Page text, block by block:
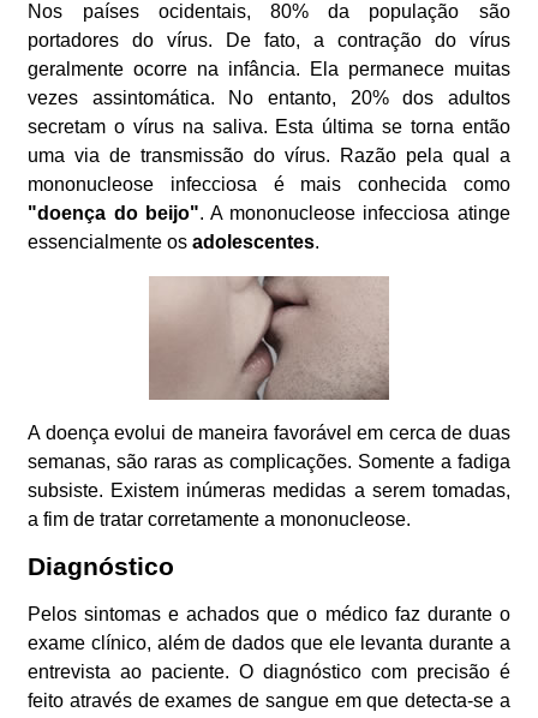
Nos países ocidentais, 80% da população são
portadores do vírus. De fato, a contração do vírus
geralmente ocorre na infância. Ela permanece muitas
vezes assintomática. No entanto, 20% dos adultos
secretam o vírus na saliva. Esta última se torna então
uma via de transmissão do vírus. Razão pela qual a
mononucleose infecciosa é mais conhecida como
"doença do beijo". A mononucleose infecciosa atinge
essencialmente osadolescentes.
A doença evolui de maneira favorável em cerca de duas
semanas, são raras as complicações. Somente a fadiga
subsiste. Existem inúmeras medidas a serem tomadas,
a fim de tratar corretamente a mononucleose.
Diagnóstico
Pelos sintomas e achados que o médico faz durante o
exame clínico, além de dados que ele levanta durante a
entrevista ao paciente. O diagnóstico com precisão é
feito através de exames de sangue em que detecta-se a